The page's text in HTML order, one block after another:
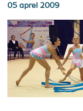
05 aprel 2009